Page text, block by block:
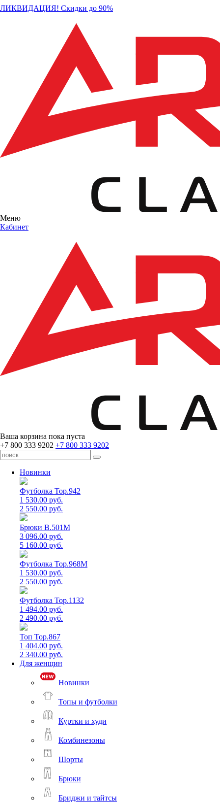
ЛИКВИДАЦИЯ! Скидки до 90%
Меню
Кабинет
Ваша корзина пока пуста
+7 800 333 9202 +7 800 333 9202
Новинки
Футболка Top.942
1 530.00 руб.
2 550.00 руб.
Брюки B.501M
3 096.00 руб.
5 160.00 руб.
Футболка Top.968M
1 530.00 руб.
2 550.00 руб.
Футболка Top.1132
1 494.00 руб.
2 490.00 руб.
Топ Top.867
1 404.00 руб.
2 340.00 руб.
Для женщин
Новинки
Топы и футболки
Куртки и худи
Комбинезоны
Шорты
Брюки
Бриджи и тайтсы